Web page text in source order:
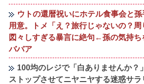
ウトの還暦祝いにホテル食事会と
用意。トメ「え？旅行じゃないの？周
図々しすぎる暴言に絶句←孫の気持ち
ババア
100均のレジで「白ありませんか？
ストップさせてニヤニヤする迷惑サ